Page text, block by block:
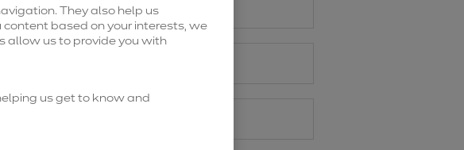
They also help us
content based on your interests, we
allow us to provide you with
us get to know and